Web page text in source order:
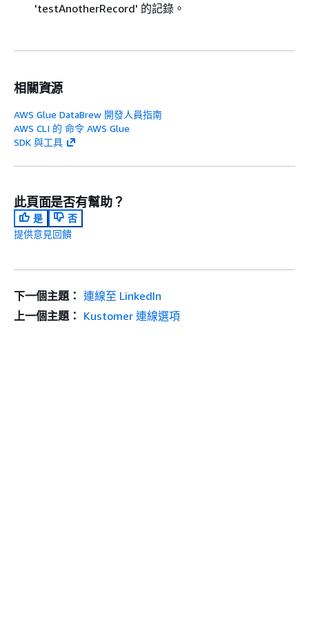
'testAnotherRecord' 的記錄。
相關資源
AWS Glue DataBrew 開發人員指南
AWS CLI 的 命令 AWS Glue
SDK 與工具
此頁面是否有幫助？
是
否
提供意見回饋
下一個主題： 連線至 LinkedIn
上一個主題： Kustomer 連線選項